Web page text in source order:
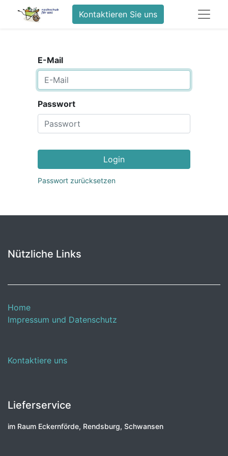
Kontaktieren Sie uns
E-Mail
Passwort
Login
Passwort zurücksetzen
Nützliche Links
Home
Impressum und Datenschutz
Kontaktiere uns
Lieferservice
im Raum Eckernförde, Rendsburg, Schwansen